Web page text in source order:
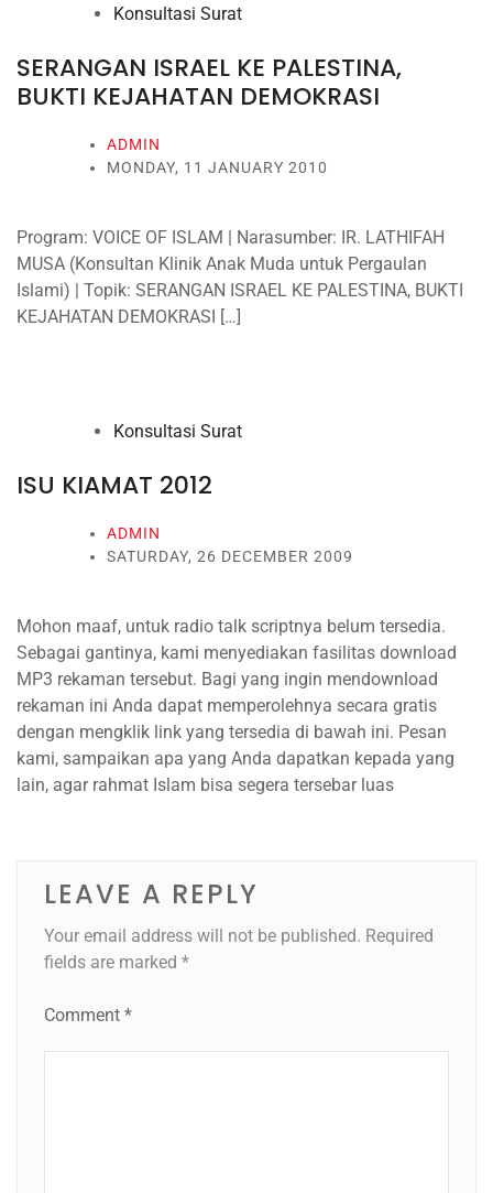
Konsultasi Surat
SERANGAN ISRAEL KE PALESTINA,
BUKTI KEJAHATAN DEMOKRASI
ADMIN
MONDAY, 11 JANUARY 2010
Program: VOICE OF ISLAM | Narasumber: IR. LATHIFAH
MUSA (Konsultan Klinik Anak Muda untuk Pergaulan
Islami) | Topik: SERANGAN ISRAEL KE PALESTINA, BUKTI
KEJAHATAN DEMOKRASI […]
Konsultasi Surat
ISU KIAMAT 2012
ADMIN
SATURDAY, 26 DECEMBER 2009
Mohon maaf, untuk radio talk scriptnya belum tersedia.
Sebagai gantinya, kami menyediakan fasilitas download
MP3 rekaman tersebut. Bagi yang ingin mendownload
rekaman ini Anda dapat memperolehnya secara gratis
dengan mengklik link yang tersedia di bawah ini. Pesan
kami, sampaikan apa yang Anda dapatkan kepada yang
lain, agar rahmat Islam bisa segera tersebar luas
LEAVE A REPLY
Your email address will not be published. Required
fields are marked *
Comment *